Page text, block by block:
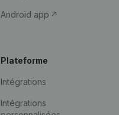
Android app
Plateforme
Intégrations
Intégrations